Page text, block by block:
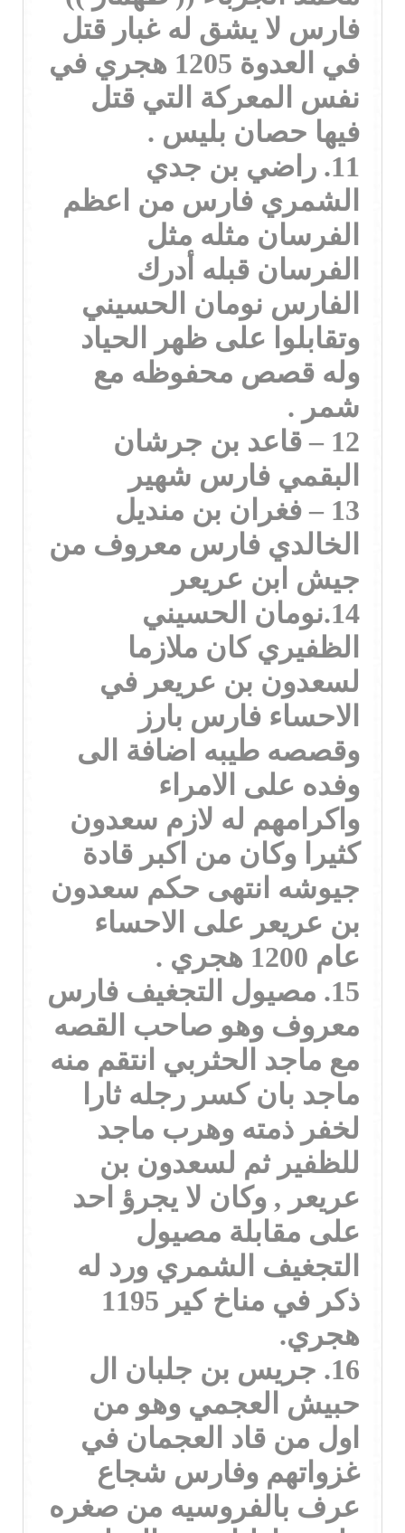
فارس لا يشق له غبار قتل
في العدوة 1205 هجري في
نفس المعركة التي قتل
فيها حصان بليس .
11. راضي بن جدي
الشمري فارس من اعظم
الفرسان مثله مثل
الفرسان قبله أدرك
الفارس نومان الحسيني
وتقابلوا على ظهر الحياد
وله قصص محفوظه مع
شمر .
12 – قاعد بن جرشان
البقمي فارس شهير
13 – فغران بن منديل
الخالدي فارس معروف من
جيش ابن عريعر
14.نومان الحسيني
الظفيري كان ملازما
لسعدون بن عريعر في
الاحساء فارس بارز
وقصصه طيبه اضافة الى
وفده على الامراء
واكرامهم له لازم سعدون
كثيرا وكان من اكبر قادة
جيوشه انتهى حكم سعدون
بن عريعر على الاحساء
عام 1200 هجري .
15. مصيول التجغيف فارس
معروف وهو صاحب القصه
مع ماجد الحثربي انتقم منه
ماجد بان كسر رجله ثارا
لخفر ذمته وهرب ماجد
للظفير ثم لسعدون بن
عريعر , وكان لا يجرؤ احد
على مقابلة مصيول
التجغيف الشمري ورد له
ذكر في مناخ كير 1195
هجري.
16. جريس بن جلبان ال
حبيش العجمي وهو من
اول من قاد العجمان في
غزواتهم وفارس شجاع
عرف بالفروسيه من صغره